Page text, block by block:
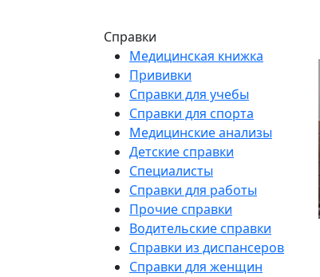
Справки
Медицинская книжка
Прививки
Справки для учебы
Справки для спорта
Медицинские анализы
Детские справки
Специалисты
Справки для работы
Прочие справки
Водительские справки
Справки из диспансеров
Справки для женщин